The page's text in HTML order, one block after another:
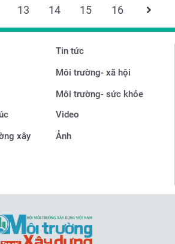
13 14 15 16
Tin tức
Môi trường- xã hội
Môi trường- sức khỏe
xây
Video
Ảnh